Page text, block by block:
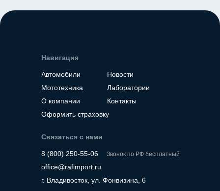
Место нахождение -
Навигация
Автомобили
Мототехника
О компании
Оформить страховку
Новости
Лаборатории
Контакты
Связаться с нами
8 (800) 250-55-06
office@rafimport.ru
г. Владивосток, ул. Фонвизина, 6
Звонок по РФ бесплатный